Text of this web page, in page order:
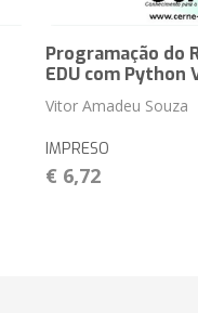
Programação do
EDU com Python
Vitor Amadeu Souza
IMPRESO
€ 6,72